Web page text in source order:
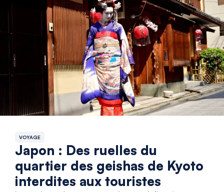
VOYAGE
Japon : Des ruelles du
quartier des geishas de Kyoto
interdites aux touristes